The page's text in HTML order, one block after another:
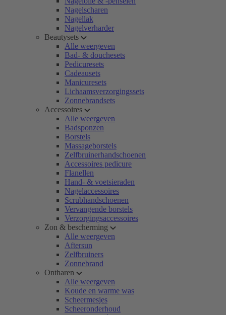
Nagelscharen
Nagellak
Nagelverharder
Beautysets
Alle weergeven
Bad- & douchesets
Pedicuresets
Cadeausets
Manicuresets
Lichaamsverzorgingssets
Zonnebrandsets
Accessoires
Alle weergeven
Badsponzen
Borstels
Massageborstels
Zelfbruinerhandschoenen
Accessoires pedicure
Flanellen
Hand- & voetsieraden
Nagelaccessoires
Scrubhandschoenen
Vervangende borstels
Verzorgingsaccessoires
Zon & bescherming
Alle weergeven
Aftersun
Zelfbruiners
Zonnebrand
Ontharen
Alle weergeven
Koude en warme was
Scheermesjes
Scheeronderhoud